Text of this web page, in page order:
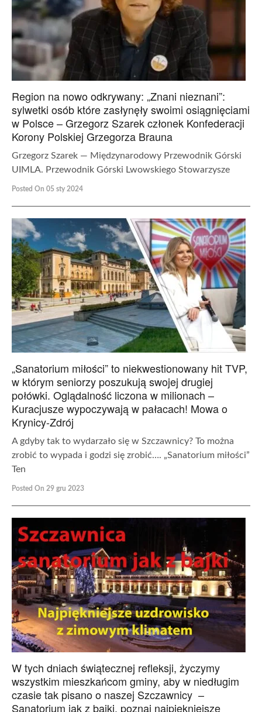
Region na nowo odkrywany: „Znani nieznani”:
sylwetki osób które zasłynęły swoimi osiągnięciami
w Polsce – Grzegorz Szarek członek Konfederacji
Korony Polskiej Grzegorza Brauna
Grzegorz Szarek — Międzynarodowy Przewodnik Górski
UIMLA. Przewodnik Górski Lwowskiego Stowarzysze
Posted On 05 sty 2024
„Sanatorium miłości” to niekwestionowany hit TVP,
w którym seniorzy poszukują swojej drugiej
połówki. Oglądalność liczona w milionach –
Kuracjusze wypoczywają w pałacach! Mowa o
Krynicy-Zdrój
A gdyby tak to wydarzało się w Szczawnicy? To można
zrobić to wypada i godzi się zrobić…. „Sanatorium miłości”
Ten
Posted On 29 gru 2023
W tych dniach świątecznej refleksji, życzymy
wszystkim mieszkańcom gminy, aby w niedługim
czasie tak pisano o naszej Szczawnicy –
Sanatorium jak z bajki, poznaj najpiękniejsze